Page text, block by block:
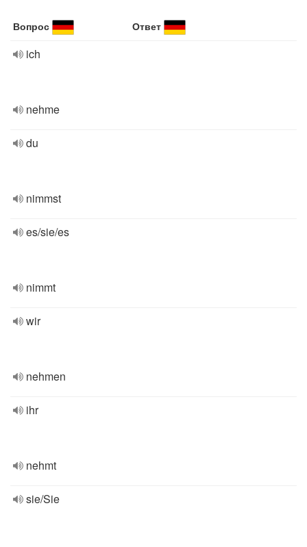
Вопрос Ответ
ich
nehme
du
nimmst
es/sie/es
nimmt
wir
nehmen
ihr
nehmt
sie/Sie